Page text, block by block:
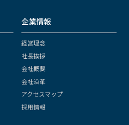
企業情報
経営理念
社長挨拶
会社概要
会社沿革
アクセスマップ
採用情報